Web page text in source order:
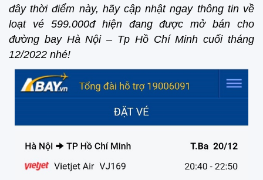
đây thời điểm này, hãy cập nhật ngay thông tin về
loạt vé 599.000đ hiện đang được mở bán cho
đường bay Hà Nội – Tp Hồ Chí Minh cuối tháng
12/2022 nhé!